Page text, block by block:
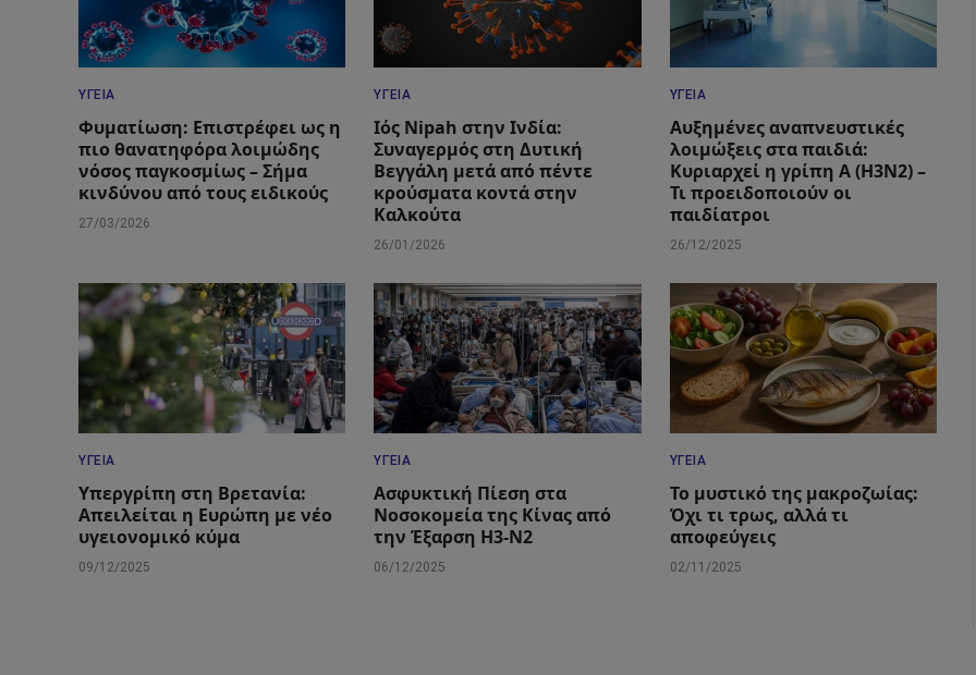
ΥΓΕΊΑ
Φυματίωση: Επιστρέφει ως η
πιο θανατηφόρα λοιμώδης
νόσος παγκοσμίως – Σήμα
κινδύνου από τους ειδικούς
27/03/2026
ΥΓΕΊΑ
Ιός Nipah στην Ινδία:
Συναγερμός στη Δυτική
Βεγγάλη μετά από πέντε
κρούσματα κοντά στην
Καλκούτα
26/01/2026
ΥΓΕΊΑ
Αυξημένες αναπνευστικές
λοιμώξεις στα παιδιά:
Κυριαρχεί η γρίπη Α (Η3Ν2) –
Τι προειδοποιούν οι
παιδίατροι
26/12/2025
ΥΓΕΊΑ
Υπεργρίπη στη Βρετανία:
Απειλείται η Ευρώπη με νέο
υγειονομικό κύμα
09/12/2025
ΥΓΕΊΑ
Ασφυκτική Πίεση στα
Νοσοκομεία της Κίνας από
την Έξαρση H3-N2
06/12/2025
ΥΓΕΊΑ
Το μυστικό της μακροζωίας:
Όχι τι τρως, αλλά τι
αποφεύγεις
02/11/2025